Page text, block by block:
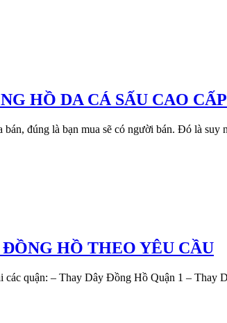
HỒ DA CÁ SẤU CAO
bán, đúng là bạn mua sẽ có người bán. Đó là
HỒ THEO YÊU CẦU
các quận: – Thay Dây Đồng Hồ Quận 1 –